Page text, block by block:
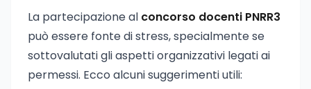
La partecipazione al concorso docenti PNRR3
può essere fonte di stress, specialmente se
sottovalutati gli aspetti organizzativi legati ai
permessi. Ecco alcuni suggerimenti utili: